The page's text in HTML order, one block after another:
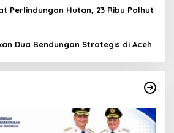
Perlindungan Hutan, 23 Ribu Polhut
Dua Bendungan Strategis di Aceh